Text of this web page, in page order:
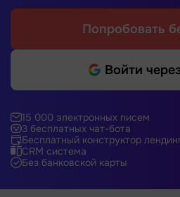
Попробовать
Войти
15 000 электронных писем
3 бесплатных чат-бота
Бесплатный конструктор
CRM система
Без банковской карты